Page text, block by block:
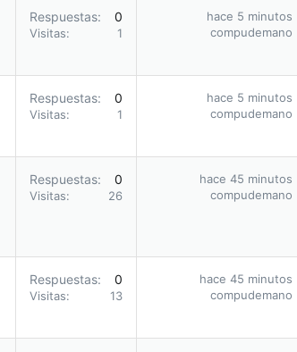
Respuestas 0
Visitas 1
hace 5 minutos
compudemano
Respuestas 0
Visitas 1
hace 5 minutos
compudemano
Respuestas 0
Visitas 26
hace 45 minutos
compudemano
Respuestas 0
Visitas 13
hace 45 minutos
compudemano